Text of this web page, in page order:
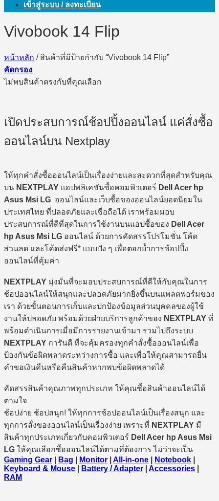
เข้าสู่ระบบ / ลงทะเบียน
Vivobook 14 Flip
หน้าหลัก /สินค้าที่มีป้ายกำกับ “Vivobook 14 Flip”
คัดกรอง
ไม่พบสินค้าตรงกับที่คุณเลือก
เปิดประสบการณ์ช้อปปิ้งออนไลน์ แค่สั่งซื้อ
ออนไลน์บน Nextplay
ให้ทุกคำสั่งซื้อออนไลน์เป็นเรื่องง่ายและสะดวกที่สุดสำหรับคุณ
บน NEXTPLAY แอปพลิเคชันซื้อคอมพิวเตอร์ Dell Acer hp
Asus Msi LG ออนไลน์และเว็บซื้อของออนไลน์ยอดนิยมใน
ประเทศไทย ที่ปลอดภัยและเชื่อถือได้ เราพร้อมมอบ
ประสบการณ์ที่ดีที่สุดในการใช้งานบนแอปซื้อของ Dell Acer
hp Asus Msi LG ออนไลน์ ด้วยการคัดสรรโปรโมชั่น โค้ด
ส่วนลด และโค้ดส่งฟรี* แบบปัง ๆ เพื่อตอกย้ำการช้อปปิ้ง
ออนไลน์ที่คุ้มค่า
NEXTPLAY มุ่งมั่นที่จะมอบประสบการณ์ที่ดีให้กับคุณในการ
ช้อปออนไลน์ให้สนุกและปลอดภัยมากยิ่งขึ้นบนแพลตฟอร์มของ
เรา ด้วยขั้นตอนการเก็บและปกป้องข้อมูลส่วนบุคคลของผู้ใช้
งานให้ปลอดภัย พร้อมด้วยฝ่ายบริการลูกค้าของ NEXTPLAY ที่
พร้อมดำเนินการเมื่อมีการรายงานเข้ามา รวมไปถึงระบบ
NEXTPLAY การันตี ที่จะคุ้มครองทุกคำสั่งซื้อออนไลน์เพื่อ
ป้องกันข้อผิดพลาดระหว่างการซื้อ และเพื่อให้คุณสามารถยื่น
คำขอเงินคืนหรือคืนสินค้าหากพบข้อผิดพลาดได้
คัดสรรสินค้าคุณภาพทุกประเภท ให้คุณซื้อสินค้าออนไลน์ได้
ตามใจ
ช้อปง่าย ช้อปสนุก! ให้ทุกการช้อปออนไลน์เป็นเรื่องสนุก และ
ทุกการสั่งของออนไลน์เป็นเรื่องง่าย เพราะที่ NEXTPLAY มี
สินค้าทุกประเภทเกี่ยวกับคอมพิวเตอร์ Dell Acer hp Asus Msi
LG ให้คุณเลือกซื้อออนไลน์ได้ตามที่ต้องการ ไม่ว่าจะเป็น
Gaming Gear
Bag Monitor All-in-one Notebook
Keyboard & Mouse
Battery / Adapter Accessories
RAM